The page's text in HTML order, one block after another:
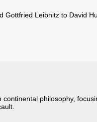
Gottfried Leibnitz to David
philosophy,